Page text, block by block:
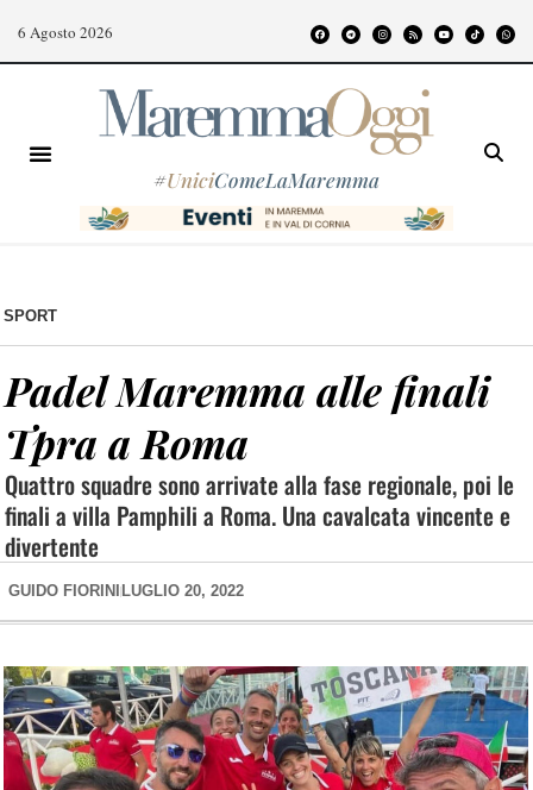
6 Agosto 2026
#UniciComeLaMaremma
SPORT
Padel Maremma alle finali
Tpra a Roma
Quattro squadre sono arrivate alla fase regionale, poi le
finali a villa Pamphili a Roma. Una cavalcata vincente e
divertente
GUIDO FIORINI LUGLIO 20, 2022